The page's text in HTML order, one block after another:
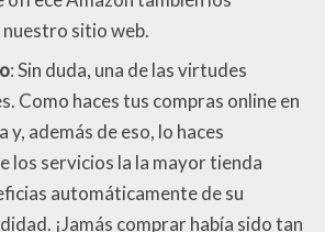
sitio web.
: Sin duda, una de las virtudes
Como haces tus compras online en
y, además de eso, lo haces
los servicios la la mayor tienda
automáticamente de su
¡Jamás comprar había sido tan